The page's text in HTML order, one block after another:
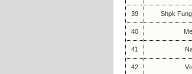
39 Shpk
40
41
42